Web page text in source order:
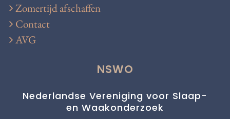
Zomertijd afschaffen
Contact
AVG
NSWO
Nederlandse Vereniging voor Slaap-
en Waakonderzoek